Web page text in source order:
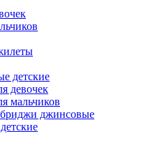
детские
девочек
мальчиков
джинсовые